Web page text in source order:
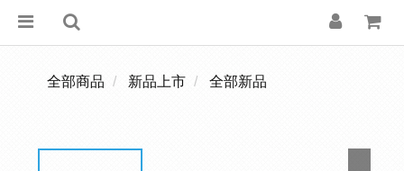
全部商品 新品上市 全部新品